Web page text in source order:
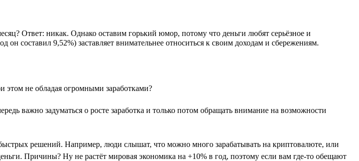
Ответ: никак. Однако оставим горький юмор, потому что деньги любят серьёзное и
он составил 9,52%) заставляет внимательнее относиться к своим доходам и сбережениям.
этом не обладая огромными заработками?
важно задуматься о росте заработка и только потом обращать внимание на возможности
решений. Например, люди слышат, что можно много зарабатывать на криптовалюте, или
Причины? Ну не растёт мировая экономика на +10% в год, поэтому если вам где-то обещают